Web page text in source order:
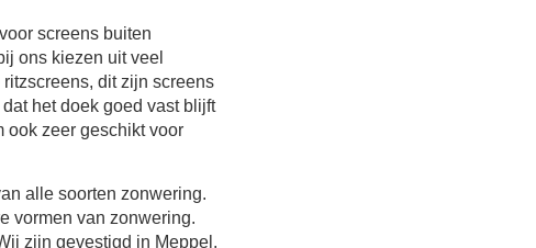
screens buiten
ons kiezen uit veel
dit zijn screens
het doek goed vast blijft
ook zeer geschikt voor
alle soorten zonwering.
vormen van zonwering.
zijn gevestigd in Meppel.